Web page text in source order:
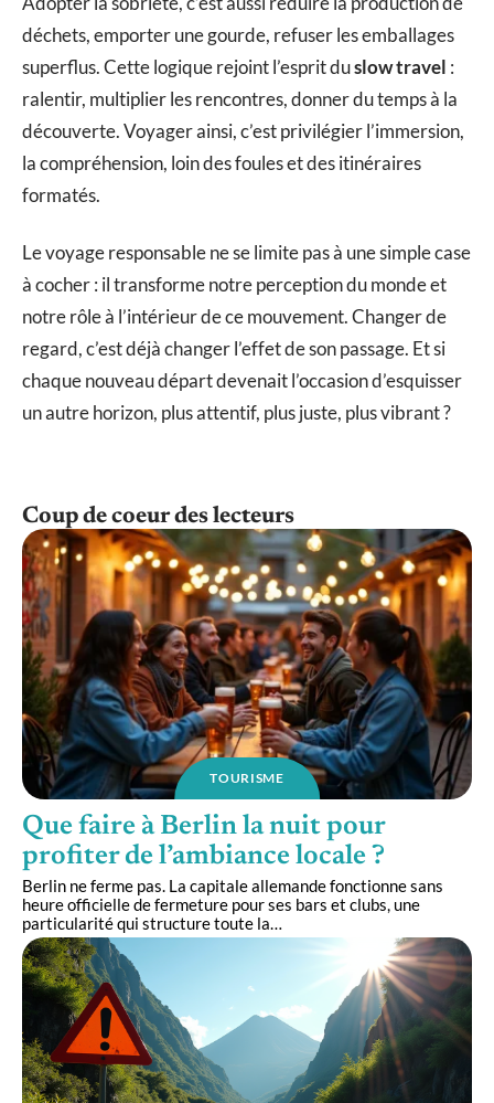
déchets, emporter une gourde, refuser les emballages
superflus. Cette logique rejoint l’esprit duslow travel :
ralentir, multiplier les rencontres, donner du temps à la
découverte. Voyager ainsi, c’est privilégier l’immersion,
la compréhension, loin des foules et des itinéraires
formatés.
Le voyage responsable ne se limite pas à une simple case
à cocher : il transforme notre perception du monde et
notre rôle à l’intérieur de ce mouvement. Changer de
regard, c’est déjà changer l’effet de son passage. Et si
chaque nouveau départ devenait l’occasion d’esquisser
un autre horizon, plus attentif, plus juste, plus vibrant ?
Coup de coeur des lecteurs
TOURISME
Que faire à Berlin la nuit pour
profiter de l’ambiance locale ?
Berlin ne ferme pas. La capitale allemande fonctionne sans
heure officielle de fermeture pour ses bars et clubs, une
particularité qui structure toute la…